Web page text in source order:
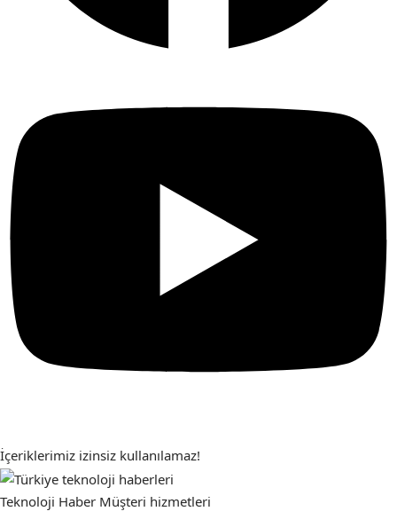
İçeriklerimiz izinsiz kullanılamaz!
Teknoloji Haber Müşteri hizmetleri